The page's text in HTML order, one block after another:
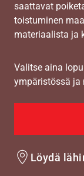
saattavat
toistuminen
materiaalista ja
Valitse aina
ympäristössä ja
Löydä